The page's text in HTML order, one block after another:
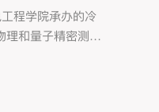
程学院承办的冷
理和量子精密测量